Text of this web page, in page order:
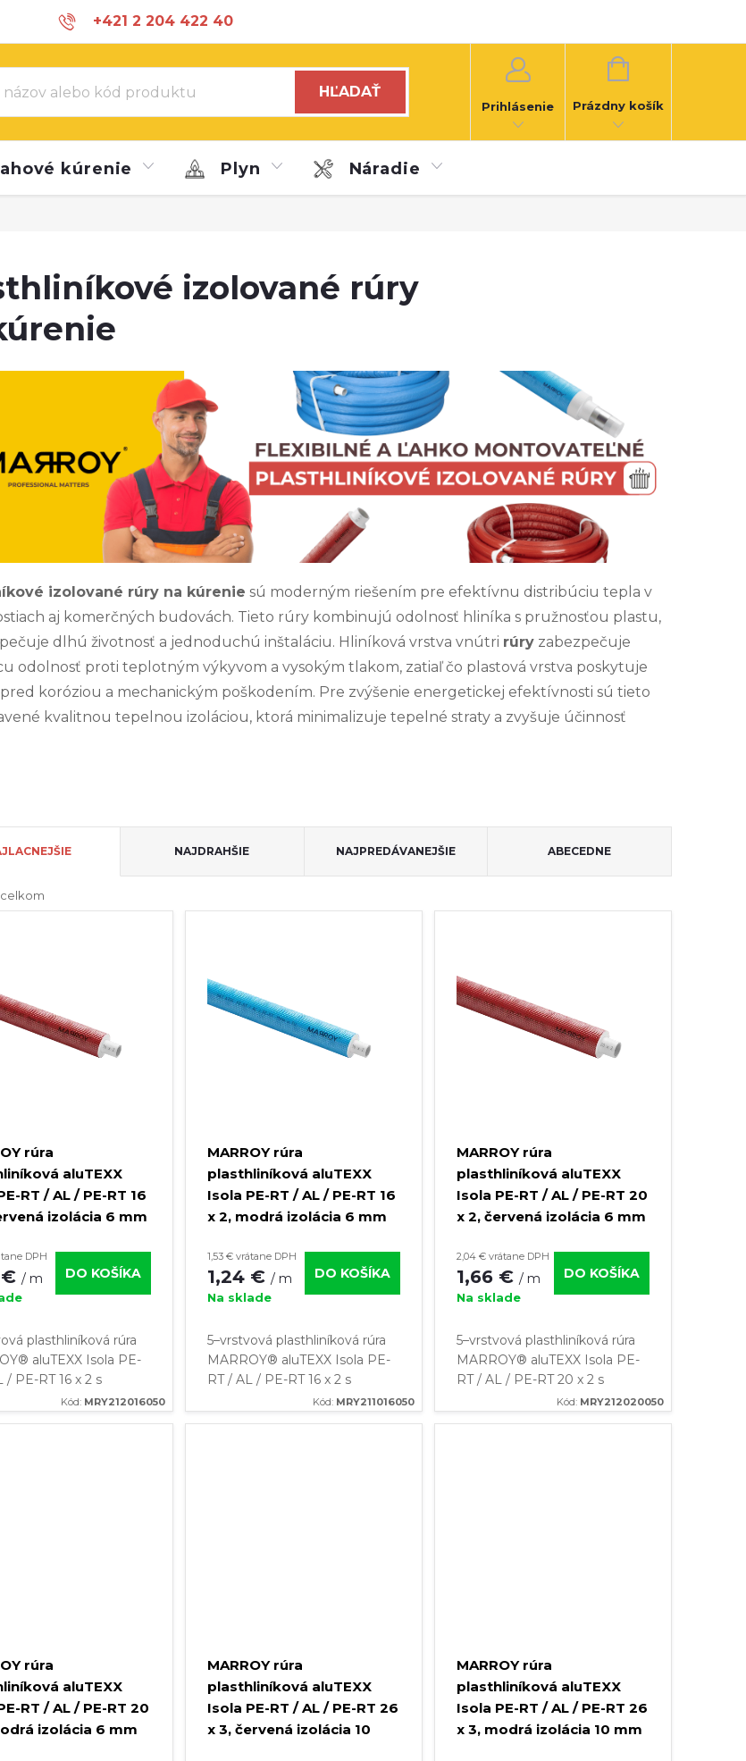
+421 2 204 422 40
info@marroy.com
HĽADAŤ
Prihlásenie
NÁKUPNÝ
Prázdny košík
kúrenie Plyn Náradie
izolované rúry
izolované rúry na kúrenie sú moderným riešením pre efektívnu distribúciu tepla v
aj komerčných budovách. Tieto rúry kombinujú odolnosť hliníka s pružnosťou plastu,
dlhú životnosť a jednoduchú inštaláciu. Hliníková vrstva vnútri rúry zabezpečuje
odolnosť proti teplotným výkyvom a vysokým tlakom, zatiaľ čo plastová vrstva poskytuje
koróziou a mechanickým poškodením. Pre zvýšenie energetickej efektívnosti sú tieto
kvalitnou tepelnou izoláciou, ktorá minimalizuje tepelné straty a zvyšuje účinnosť
NAJDRAHŠIE NAJPREDÁVANEJŠIE ABECEDNE
rúra
aluTEXX
RT / AL / PE-RT 16
izolácia 6 mm
DPH
€ / m DO KOŠÍKA
plasthliníková rúra
aluTEXX Isola PE-
/ PE-RT 16 x 2 s
tepelnou izoláciou o
Kód: MRY212016050
MARROY rúra
plasthliníková aluTEXX
Isola PE-RT / AL / PE-RT 16
x 2, modrá izolácia 6 mm
1,53 € vrátane DPH
1,24 € / m
Na sklade
DO KOŠÍKA
5–vrstvová plasthliníková rúra
MARROY® aluTEXX Isola PE-
RT / AL / PE-RT 16 x 2 s
modrou tepelnou izoláciou o
Kód: MRY211016050
MARROY rúra
plasthliníková aluTEXX
Isola PE-RT / AL / PE-RT 20
x 2, červená izolácia 6 mm
2,04 € vrátane DPH
1,66 € / m
Na sklade
DO KOŠÍKA
5–vrstvová plasthliníková rúra
MARROY® aluTEXX Isola PE-
RT / AL / PE-RT 20 x 2 s
červenou tepelnou izoláciou o
Kód: MRY212020050
rúra
aluTEXX
RT / AL / PE-RT 20
izolácia 6 mm
MARROY rúra
plasthliníková aluTEXX
Isola PE-RT / AL / PE-RT 26
x 3, červená izolácia 10
MARROY rúra
plasthliníková aluTEXX
Isola PE-RT / AL / PE-RT 26
x 3, modrá izolácia 10 mm